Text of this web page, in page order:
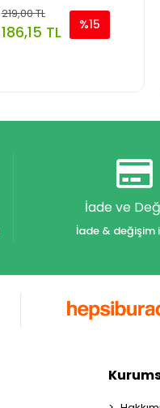
219,00 TL
186,15 TL %15
İade ve
İade & değişim